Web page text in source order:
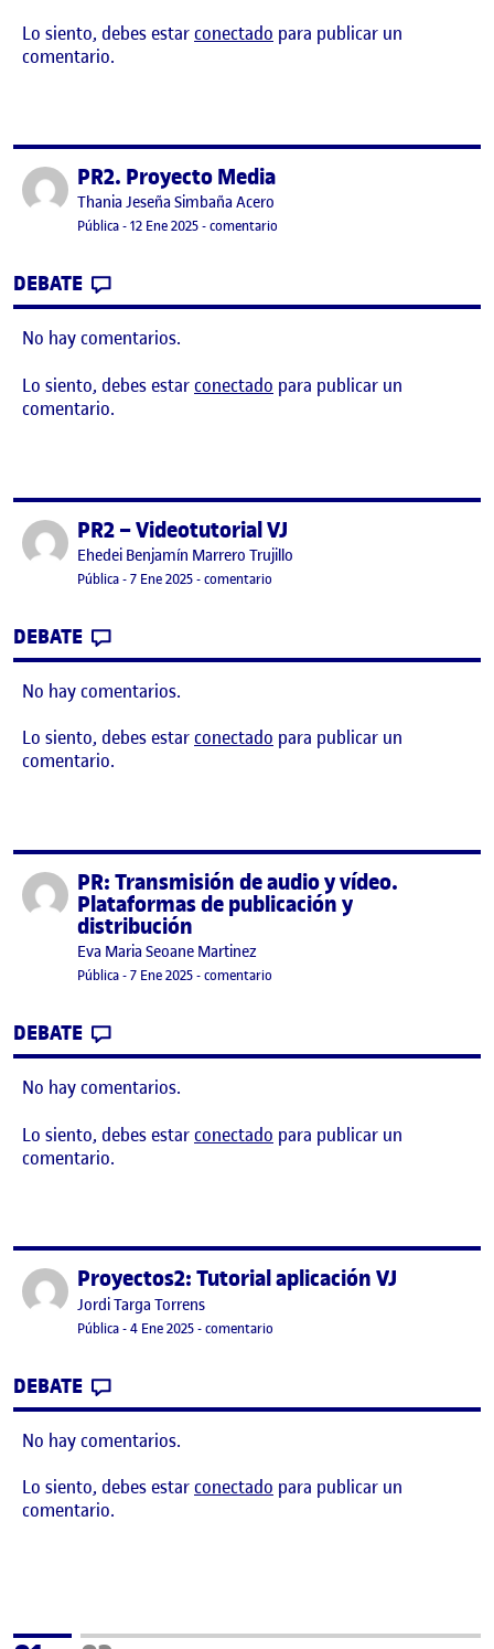
Lo siento, debes estarconectado para publicar un
comentario.
Publicado porPR2. Proyecto Media
Publicado por
Thania Jeseña Simbaña Acero
Visibilidad:
Pública-Fecha de publicación
12 Ene 202512 enero, 2025 11:49 am
-comentario
DEBATE
No hay comentarios.
Lo siento, debes estarconectado para publicar un
comentario.
Publicado porPR2 – Videotutorial VJ
Publicado por
Ehedei Benjamín Marrero Trujillo
Visibilidad:
Pública-Fecha de publicación
7 Ene 20257 enero, 2025 1:48 pm
-comentario
DEBATE
No hay comentarios.
Lo siento, debes estarconectado para publicar un
comentario.
Publicado porPR: Transmisión de audio y vídeo.
Plataformas de publicación y
distribución
Publicado por
Eva Maria Seoane Martinez
Visibilidad:
Pública-Fecha de publicación
7 Ene 2025-comentario
DEBATE
No hay comentarios.
Lo siento, debes estarconectado para publicar un
comentario.
Publicado porProyectos2: Tutorial aplicación VJ
Publicado por
Jordi Targa Torrens
Visibilidad:
Pública-Fecha de publicación
4 Ene 2025-comentario
DEBATE
No hay comentarios.
Lo siento, debes estarconectado para publicar un
comentario.